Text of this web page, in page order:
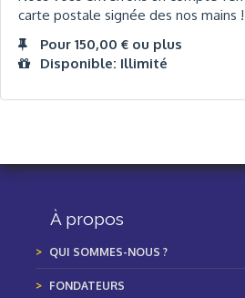
carte postale signée des nos mains !
Pour 150,00 € ou plus
Disponible: Illimité
À propos
QUI SOMMES-NOUS ?
FONDATEURS